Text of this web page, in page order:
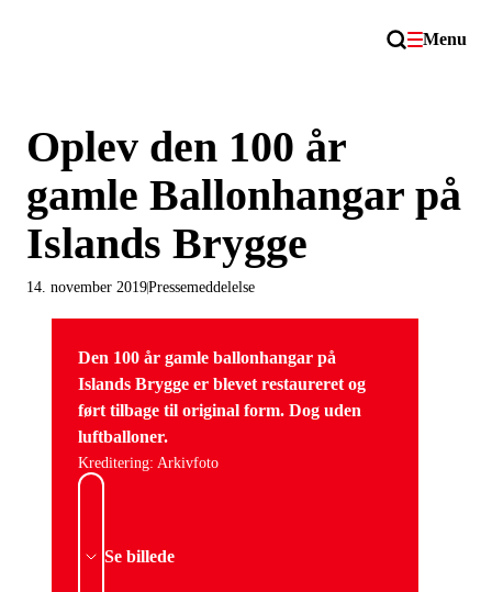
Menu
Oplev den 100 år
gamle Ballonhangar på
Islands Brygge
Pressemeddelelse
14. november 2019
Den 100 år gamle ballonhangar på
Islands Brygge er blevet restaureret og
ført tilbage til original form. Dog uden
luftballoner.
Kreditering: Arkivfoto
Se billede